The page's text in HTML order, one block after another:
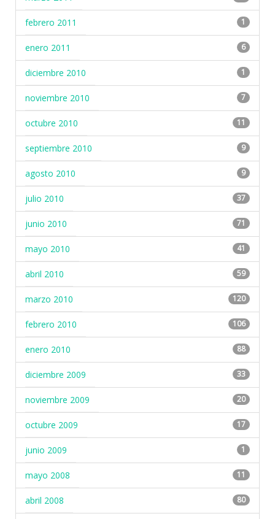
febrero 2011 1
enero 2011 6
diciembre 2010 1
noviembre 2010 7
octubre 2010 11
septiembre 2010 9
agosto 2010 9
julio 2010 37
junio 2010 71
mayo 2010 41
abril 2010 59
marzo 2010 120
febrero 2010 106
enero 2010 88
diciembre 2009 33
noviembre 2009 20
octubre 2009 17
junio 2009 1
mayo 2008 11
abril 2008 80